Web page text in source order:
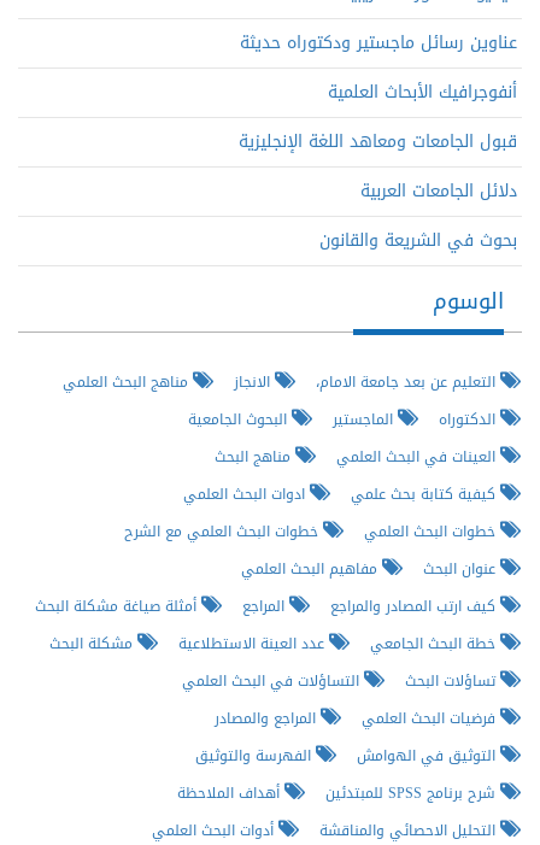
عناوين رسائل ماجستير ودكتوراه حديثة
أنفوجرافيك الأبحاث العلمية
قبول الجامعات ومعاهد اللغة الإنجليزية
دلائل الجامعات العربية
بحوث في الشريعة والقانون
الوسوم
التعليم عن بعد جامعة الامام، الانجاز
مناهج البحث العلمي
الدكتوراه
الماجستير
البحوث الجامعية
العينات في البحث العلمي
مناهج البحث
كيفية كتابة بحث علمي
ادوات البحث العلمي
خطوات البحث العلمي
خطوات البحث العلمي مع الشرح
عنوان البحث
مفاهيم البحث العلمي
كيف ارتب المصادر والمراجع
المراجع
أمثلة صياغة مشكلة البحث
خطة البحث الجامعي
عدد العينة الاستطلاعية
مشكلة البحث
تساؤلات البحث
التساؤلات في البحث العلمي
فرضيات البحث العلمي
المراجع والمصادر
التوثيق في الهوامش
الفهرسة والتوثيق
شرح برنامج SPSS للمبتدئين
أهداف الملاحظة
التحليل الاحصائي والمناقشة
أدوات البحث العلمي